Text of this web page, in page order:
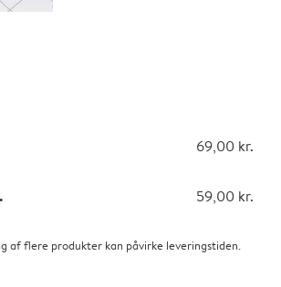
69,00 kr.
59,00 kr.
af flere produkter kan påvirke leveringstiden.